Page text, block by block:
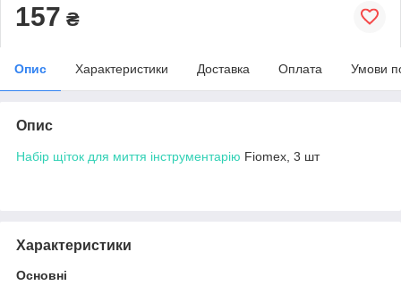
157 ₴
Опис Характеристики Доставка Оплата Умови
Опис
Набір щіток для миття інструментарію Fiomex, 3 шт
Характеристики
Основні